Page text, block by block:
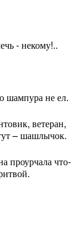
- некому!..
шампура не ел.
ветеран,
– шашлычок.
проурчала что-